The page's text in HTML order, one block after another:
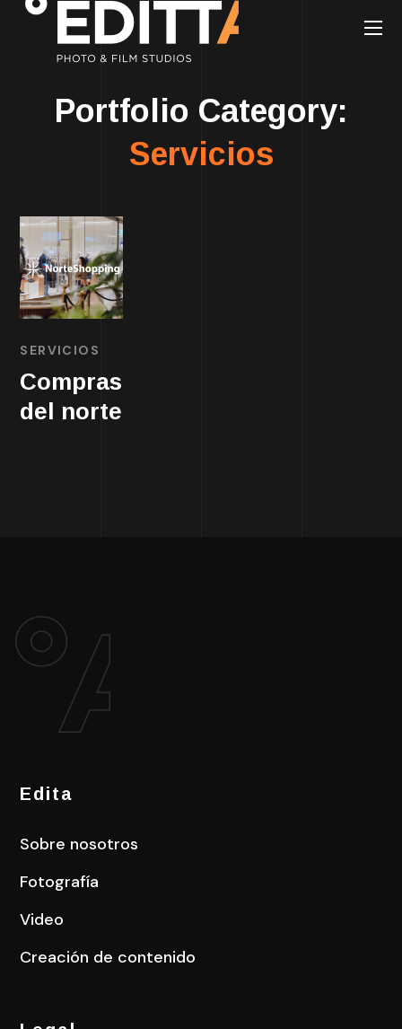
Portfolio Category:
Servicios
SERVICIOS
Compras
del norte
Edita
Sobre nosotros
Fotografía
Video
Creación de contenido